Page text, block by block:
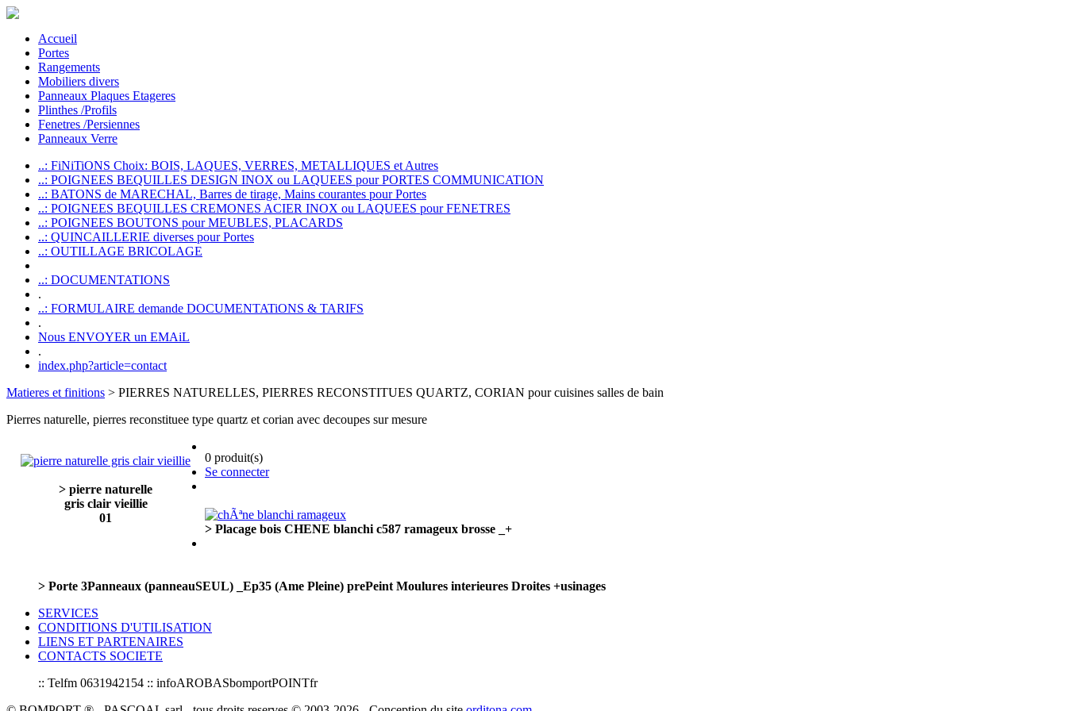
Accueil
Portes
Rangements
Mobiliers divers
Panneaux Plaques Etageres
Plinthes /Profils
Fenetres /Persiennes
Panneaux Verre
..: FiNiTiONS Choix: BOIS, LAQUES, VERRES, METALLIQUES et Autres
..: POIGNEES BEQUILLES DESIGN INOX ou LAQUEES pour PORTES COMMUNICATION
..: BATONS de MARECHAL, Barres de tirage, Mains courantes pour Portes
..: POIGNEES BEQUILLES CREMONES ACIER INOX ou LAQUEES pour FENETRES
..: POIGNEES BOUTONS pour MEUBLES, PLACARDS
..: QUINCAILLERIE diverses pour Portes
..: OUTILLAGE BRICOLAGE
..: DOCUMENTATIONS
.
..: FORMULAIRE demande DOCUMENTATiONS & TARIFS
.
Nous ENVOYER un EMAiL
.
index.php?article=contact
Matieres et finitions > PIERRES NATURELLES, PIERRES RECONSTITUES QUARTZ, CORIAN pour cuisines salles de bain
Pierres naturelle, pierres reconstituee type quartz et corian avec decoupes sur mesure
> pierre naturelle
gris clair vieillie
01
0 produit(s)
Se connecter
> Placage bois CHENE blanchi c587 ramageux brosse _+
> Porte 3Panneaux (panneauSEUL) _Ep35 (Ame Pleine) prePeint Moulures interieures Droites +usinages
SERVICES
CONDITIONS D'UTILISATION
LIENS ET PARTENAIRES
CONTACTS SOCIETE
:: Telfm 0631942154 :: infoAROBASbomportPOINTfr